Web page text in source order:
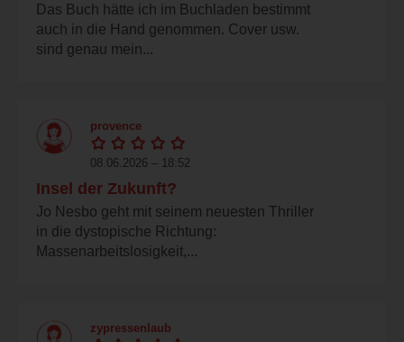
Das Buch hätte ich im Buchladen bestimmt
auch in die Hand genommen. Cover usw.
sind genau mein...
provence
08.06.2026 – 18:52
Insel der Zukunft?
Jo Nesbo geht mit seinem neuesten Thriller
in die dystopische Richtung:
Massenarbeitslosigkeit,...
zypressenlaub